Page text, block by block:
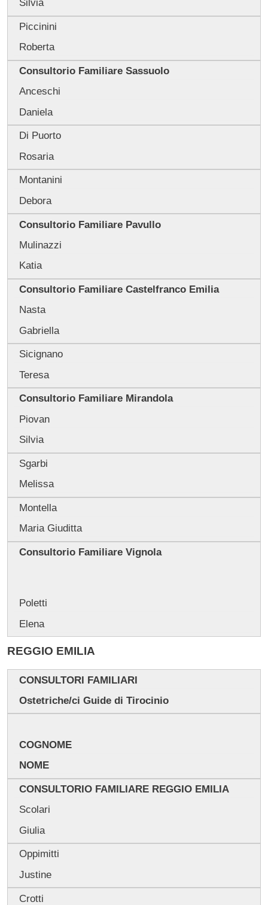
Silvia
Piccinini
Roberta
Consultorio Familiare Sassuolo
Anceschi
Daniela
Di Puorto
Rosaria
Montanini
Debora
Consultorio Familiare Pavullo
Mulinazzi
Katia
Consultorio Familiare Castelfranco Emilia
Nasta
Gabriella
Sicignano
Teresa
Consultorio Familiare Mirandola
Piovan
Silvia
Sgarbi
Melissa
Montella
Maria Giuditta
Consultorio Familiare Vignola
Poletti
Elena
REGGIO EMILIA
CONSULTORI FAMILIARI
Ostetriche/ci Guide di Tirocinio
COGNOME
NOME
CONSULTORIO FAMILIARE REGGIO EMILIA
Scolari
Giulia
Oppimitti
Justine
Crotti